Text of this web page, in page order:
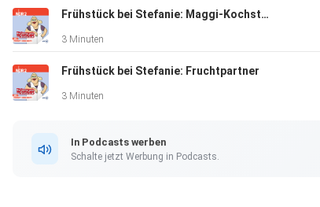
Frühstück bei Stefanie: Maggi-Kochstudio
3 Minuten
Frühstück bei Stefanie: Fruchtpartner
3 Minuten
In Podcasts werben
Schalte jetzt Werbung in Podcasts.